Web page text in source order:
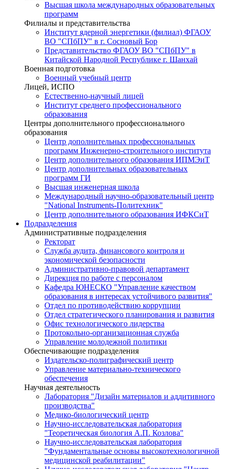
Высшая школа международных образовательных
программ
Филиалы и представительства
Институт ядерной энергетики (филиал) ФГАОУ
ВО "СПбПУ" в г. Сосновый Бор
Представительство ФГАОУ ВО "СПбПУ" в
Китайской Народной Республике г. Шанхай
Военная подготовка
Военный учебный центр
Лицей, ИСПО
Естественно-научный лицей
Институт среднего профессионального
образования
Центры дополнительного профессионального
образования
Центр дополнительных профессиональных
программ Инженерно-строительного института
Центр дополнительного образования ИПМЭиТ
Центр дополнительных образовательных
программ ГИ
Высшая инженерная школа
Международный научно-образовательный центр
"National Instruments-Политехник"
Центр дополнительного образования ИФКСиТ
Подразделения
Административные подразделения
Ректорат
Служба аудита, финансового контроля и
экономической безопасности
Административно-правовой департамент
Дирекция по работе с персоналом
Кафедра ЮНЕСКО "Управление качеством
образования в интересах устойчивого развития"
Отдел по противодействию коррупции
Отдел стратегического планирования и развития
Офис технологического лидерства
Протокольно-организационная служба
Управление молодежной политики
Обеспечивающие подразделения
Издательско-полиграфический центр
Управление материально-технического
обеспечения
Научная деятельность
Лаборатория "Дизайн материалов и аддитивного
производства"
Медико-биологический центр
Научно-исследовательская лаборатория
"Теоретическая биология А.П. Козлова"
Научно-исследовательская лаборатория
"Фундаментальные основы высокотехнологичной
медицинской реабилитации"